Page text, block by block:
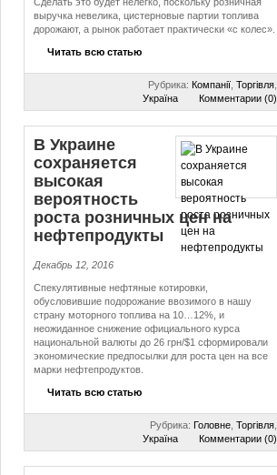
выручка невелика, цистерновые партии топлива
дорожают, а рынок работает практически «с колес».
Читать всю статью
Рубрика: Компанії Торгівля
Україна
Комментарии (0)
В Украине
сохраняется
высокая
вероятность
роста розничных цен на
нефтепродукты
Декабрь 12, 2016
Спекулятивные нефтяные котировки,
обусловившие подорожание ввозимого в нашу
страну моторного топлива на 10…12%, и
неожиданное снижение официального курса
национальной валюты до 26 грн/$1 сформировали
экономические предпосылки для роста цен на все
марки нефтепродуктов.
Читать всю статью
Рубрика: Головне Торгівля
Україна
Комментарии (0)